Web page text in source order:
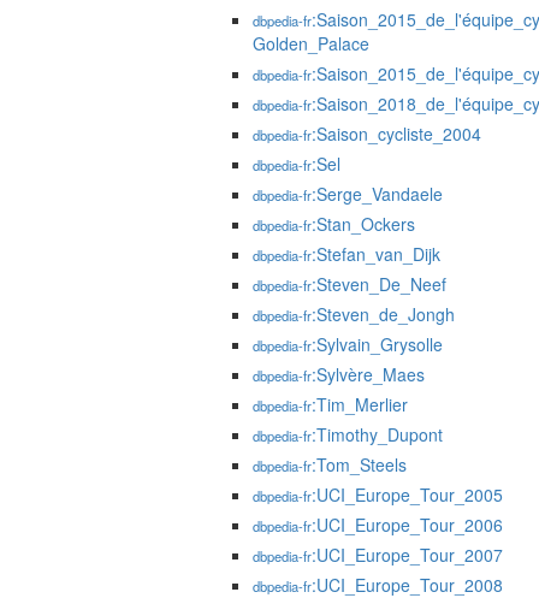
dbpedia-fr
Golden_Palace
dbpedia-fr
dbpedia-fr
dbpedia-fr:Saison_cycliste_2004
dbpedia-fr:Sel
dbpedia-fr:Serge_Vandaele
dbpedia-fr:Stan_Ockers
dbpedia-fr:Stefan_van_Dijk
dbpedia-fr:Steven_De_Neef
dbpedia-fr:Steven_de_Jongh
dbpedia-fr:Sylvain_Grysolle
dbpedia-fr:Sylvère_Maes
dbpedia-fr:Tim_Merlier
dbpedia-fr:Timothy_Dupont
dbpedia-fr:Tom_Steels
dbpedia-fr:UCI_Europe_Tour_2005
dbpedia-fr:UCI_Europe_Tour_2006
dbpedia-fr:UCI_Europe_Tour_2007
dbpedia-fr:UCI_Europe_Tour_2008